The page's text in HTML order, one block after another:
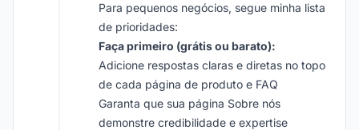
Para pequenos negócios, segue minha lista
de prioridades:
Faça primeiro (grátis ou barato):
Adicione respostas claras e diretas no topo
de cada página de produto e FAQ
Garanta que sua página Sobre nós
demonstre credibilidade e expertise